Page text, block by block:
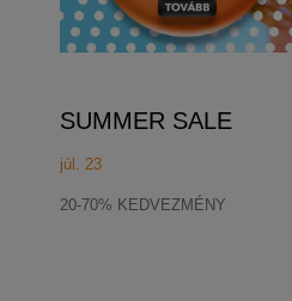
SUMMER SALE
júl. 23
20-70% KEDVEZMÉNY